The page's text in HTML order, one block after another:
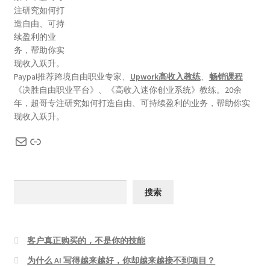
Paypal推荐跨境自由职业专家、 Upwork高收入教练、 畅销课程
《决胜自由职业平台》、《高收入迷你创业系统》教练。20余
年，超哥专注研究如何打造自由、可持续盈利的业务，帮助你实
现收入跃升。
搜索
客户真正购买的，不是你的技能
为什么 AI 写得越来越好，你却越来越接不到项目？